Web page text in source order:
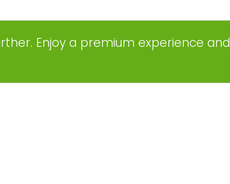
Enjoy a premium experience and